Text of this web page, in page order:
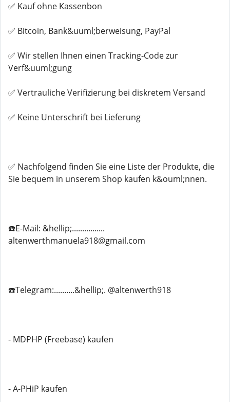
✅ Kauf ohne Kassenbon
✅ Bitcoin, Bank&uuml;berweisung, PayPal
✅ Wir stellen Ihnen einen Tracking-Code zur
Verf&uuml;gung
✅ Vertrauliche Verifizierung bei diskretem Versand
✅ Keine Unterschrift bei Lieferung
✅ Nachfolgend finden Sie eine Liste der Produkte, die
Sie bequem in unserem Shop kaufen k&ouml;nnen.
☎️E-Mail: &hellip;................
altenwerthmanuela918@gmail.com
☎️Telegram:..........&hellip;. @altenwerth918
- MDPHP (Freebase) kaufen
- A-PHiP kaufen